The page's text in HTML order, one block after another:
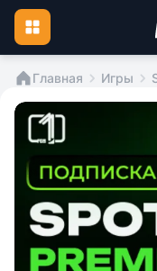
Главная Игры